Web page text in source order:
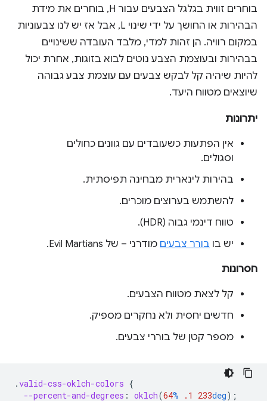
בוחרים זווית בגלגל הצבעים עבור H, בוחרים את מידת
הבהירות או החושך על ידי שינוי L, אבל אז יש לנו צבעוניות
במקום רוויה. הן זהות למדי, מלבד העובדה ששינויים
בבהירות ובעוצמת הצבע נוטים לבוא בזוגות, אחרת יכול
להיות שיהיה קל לבקש צבעים עם עוצמת צבע גבוהה
שיוצאים מטווח היעד.
יתרונות
אין הפתעות כשעובדים עם גוונים כחולים
וסגולים.
בהירות לינארית מבחינה תפיסתית.
להשתמש בערוצים מוכרים.
טווח דינמי גבוה (HDR).
יש בו בורר צבעים מודרני – של Evil Martians.
חסרונות
קל לצאת מטווח הצבעים.
חדשים יחסית ולא נחקרים מספיק.
מספר קטן של בוררי צבעים.
.valid-css-oklch-colors {
--percent-and-degrees : oklch(64% .1 233deg);